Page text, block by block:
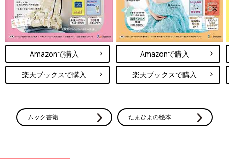
Amazonで購入
楽天ブックスで購入
Amazonで購入
楽天ブックスで購入
ムック書籍 たまひよの絵本